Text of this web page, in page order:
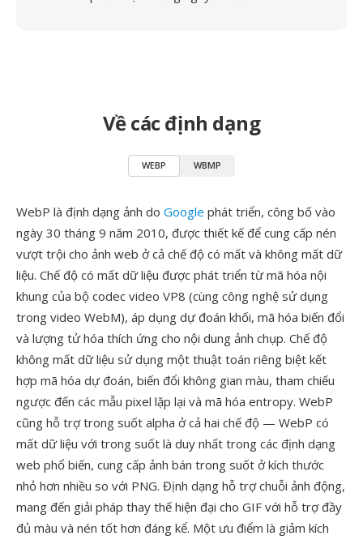
Về các định dạng
WEBP WBMP
WebP là định dạng ảnh do Google phát triển, công bố vào
ngày 30 tháng 9 năm 2010, được thiết kế để cung cấp nén
vượt trội cho ảnh web ở cả chế độ có mất và không mất dữ
liệu. Chế độ có mất dữ liệu được phát triển từ mã hóa nội
khung của bộ codec video VP8 (cùng công nghệ sử dụng
trong video WebM), áp dụng dự đoán khối, mã hóa biến đổi
và lượng tử hóa thích ứng cho nội dung ảnh chụp. Chế độ
không mất dữ liệu sử dụng một thuật toán riêng biệt kết
hợp mã hóa dự đoán, biến đổi không gian màu, tham chiếu
ngược đến các mẫu pixel lặp lại và mã hóa entropy. WebP
cũng hỗ trợ trong suốt alpha ở cả hai chế độ — WebP có
mất dữ liệu với trong suốt là duy nhất trong các định dạng
web phổ biến, cung cấp ảnh bán trong suốt ở kích thước
nhỏ hơn nhiều so với PNG. Định dạng hỗ trợ chuỗi ảnh động,
mang đến giải pháp thay thế hiện đại cho GIF với hỗ trợ đầy
đủ màu và nén tốt hơn đáng kể. Một ưu điểm là giảm kích